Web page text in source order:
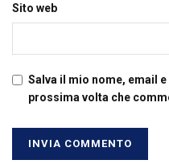
Sito web
Salva il mio nome, email
prossima volta che